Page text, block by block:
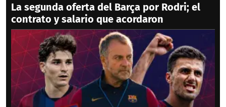
La segunda oferta del Barça por Rodri; el
contrato y salario que acordaron